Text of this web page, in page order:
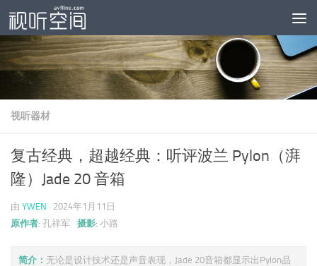
跳至内容
视听器材
复古经典，超越经典：听评波兰 Pylon（湃
隆）Jade 20 音箱
由 YWEN · 2024年1月11日
原作者: 孔祥军 摄影: 小路
简介： 无论是设计技术还是声音表现，Jade 20音箱都显示出Pylon品